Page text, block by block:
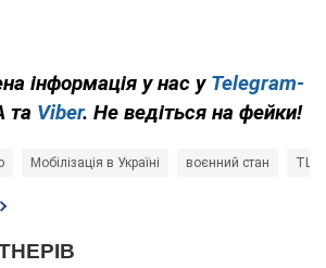
інформація у нас у Telegram-
та Viber. Не ведіться на фейки!
Мобілізація в Україні воєнний стан ТЦК